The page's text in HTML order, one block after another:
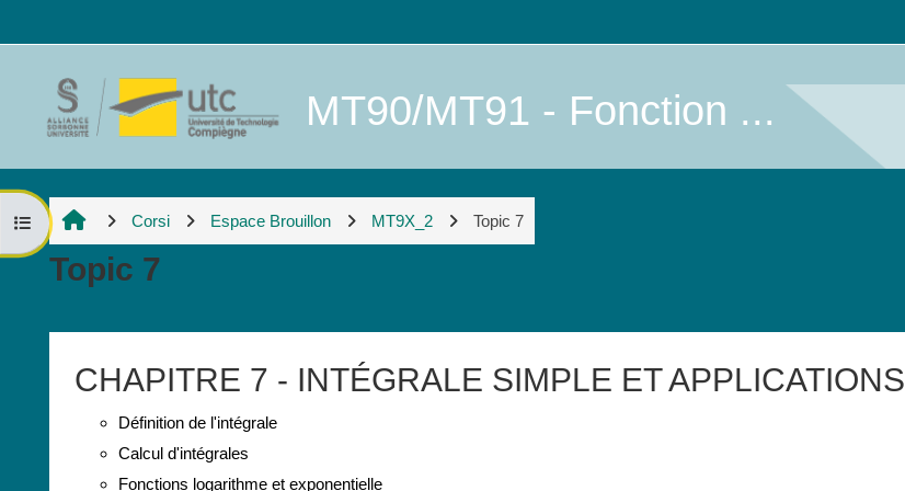
MT90/MT91 - Fonction ...
Apri indice del corso
Corsi Espace Brouillon MT9X_2 Topic 7
Topic 7
Schema della sezione
CHAPITRE 7 - INTÉGRALE SIMPLE ET APPLICATIONS
Définition de l'intégrale
Calcul d'intégrales
Fonctions logarithme et exponentielle